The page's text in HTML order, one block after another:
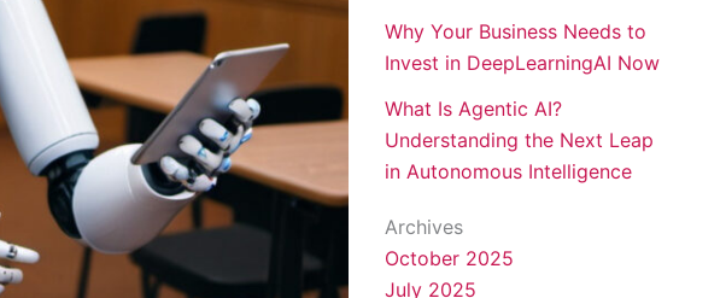
Why Your Business Needs to
Invest in DeepLearningAI Now
What Is Agentic AI?
Understanding the Next Leap
in Autonomous Intelligence
Archives
October 2025
July 2025